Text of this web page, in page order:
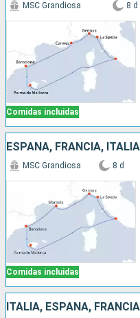
Comidas incluidas
MSC Grandiosa 8 d
ESPAÑA, FRANCIA, ITALIA
Comidas incluidas
MSC Grandiosa 8 d
ITALIA, ESPAÑA, FRANCIA